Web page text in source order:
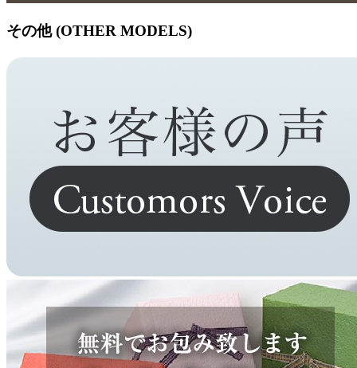
その他 (OTHER MODELS)